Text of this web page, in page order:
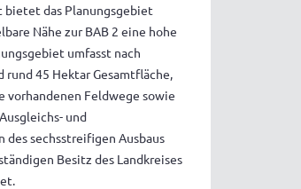
das Planungsgebiet
Nähe zur BAB 2 eine hohe
umfasst nach
rund 45 Hektar Gesamtfläche,
vorhandenen Feldwege sowie
und
des sechsstreifigen Ausbaus
Besitz des Landkreises